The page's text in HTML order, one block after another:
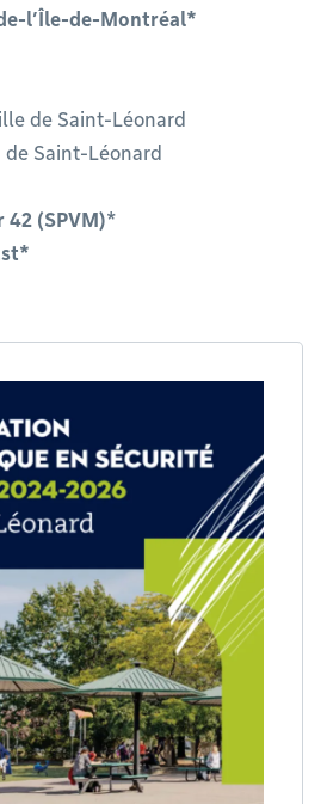
l’Île-de-Montréal*
de Saint-Léonard
Saint-Léonard
(SPVM)*